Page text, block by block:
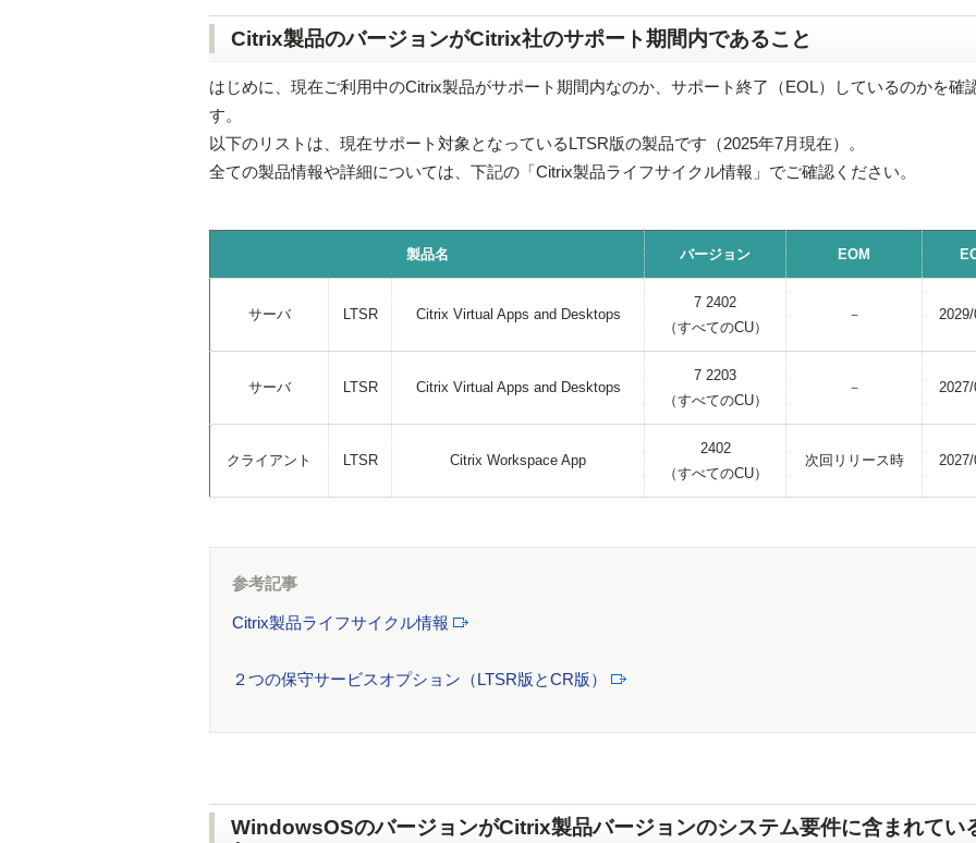
Citrix製品のバージョンがCitrix社のサポート期間内であること
はじめに、現在ご利用中のCitrix製品がサポート期間内なのか、サポート終了（EOL）しているのかを確
す。
以下のリストは、現在サポート対象となっているLTSR版の製品です（2025年7月現在）。
全ての製品情報や詳細については、下記の「Citrix製品ライフサイクル情報」でご確認ください。
製品名 バージョン EOM
サーバ LTSR Citrix Virtual Apps and Desktops
7 2402
（すべてのCU）
－
サーバ LTSR Citrix Virtual Apps and Desktops
7 2203
（すべてのCU）
－
クライアント LTSR Citrix Workspace App
2402
（すべてのCU）
次回リリース時
参考記事
Citrix製品ライフサイクル情報
２つの保守サービスオプション（LTSR版とCR版）
WindowsOSのバージョンがCitrix製品バージョンのシステム要件に含まれてい